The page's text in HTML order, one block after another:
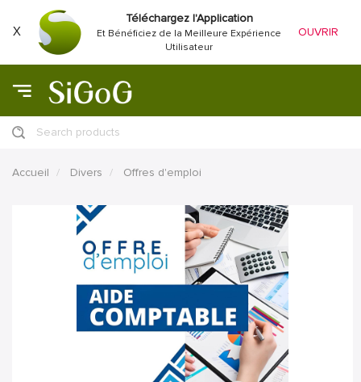
X
Téléchargez l'Application
Et Bénéficiez de la Meilleure Expérience
Utilisateur
OUVRIR
Search products
Accueil Divers Offres d'emploi